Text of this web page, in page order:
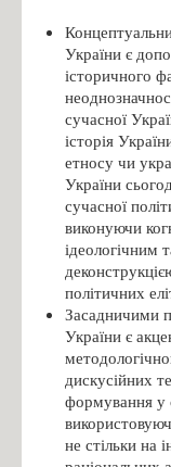
України є
історичного
сучасної
історія
етносу чи
України
сучасної
виконуючи
ідеологічним
політичних
Засадничими
України є
дискусійних
формування у
не стільки на